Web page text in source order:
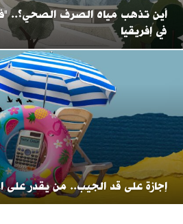
أين تذهب مياه الصرف الصحي؟..
في إفريقيا
إجازة على قد الجيب.. من يقدر على